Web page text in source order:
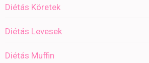
Diétás Köretek
Diétás Levesek
Diétás Muffin